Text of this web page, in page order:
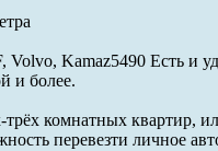
Volvo, Kamaz5490 Есть и
и более.
трёх комнатных квартир,
перевезти личное